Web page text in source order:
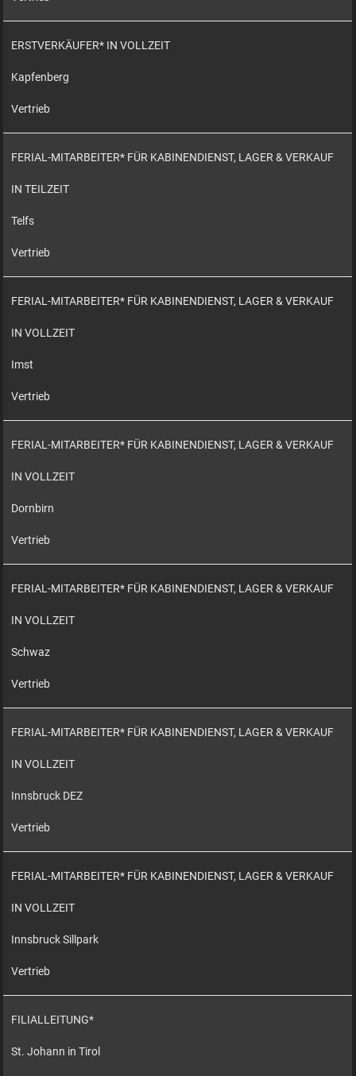
ERSTVERKÄUFER* IN VOLLZEIT
Kapfenberg
Vertrieb
FERIAL-MITARBEITER* FÜR KABINENDIENST, LAGER & VERKAUF
IN TEILZEIT
Telfs
Vertrieb
FERIAL-MITARBEITER* FÜR KABINENDIENST, LAGER & VERKAUF
IN VOLLZEIT
Imst
Vertrieb
FERIAL-MITARBEITER* FÜR KABINENDIENST, LAGER & VERKAUF
IN VOLLZEIT
Dornbirn
Vertrieb
FERIAL-MITARBEITER* FÜR KABINENDIENST, LAGER & VERKAUF
IN VOLLZEIT
Schwaz
Vertrieb
FERIAL-MITARBEITER* FÜR KABINENDIENST, LAGER & VERKAUF
IN VOLLZEIT
Innsbruck DEZ
Vertrieb
FERIAL-MITARBEITER* FÜR KABINENDIENST, LAGER & VERKAUF
IN VOLLZEIT
Innsbruck Sillpark
Vertrieb
FILIALLEITUNG*
St. Johann in Tirol